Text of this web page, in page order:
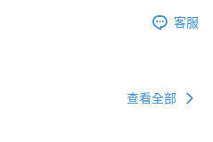
客服
查看全部